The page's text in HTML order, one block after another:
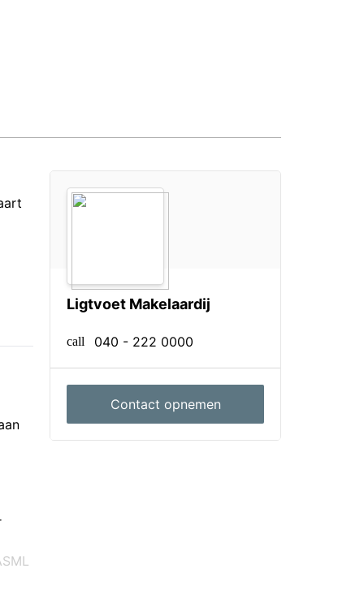
Ligtvoet Makelaardij
call 040 - 222 0000
Contact opnemen